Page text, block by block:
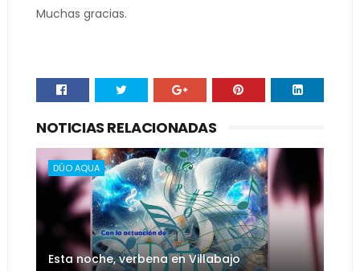
Muchas gracias.
NOTICIAS RELACIONADAS
DÚO AQUA
Esta noche, verbena en Villabajo